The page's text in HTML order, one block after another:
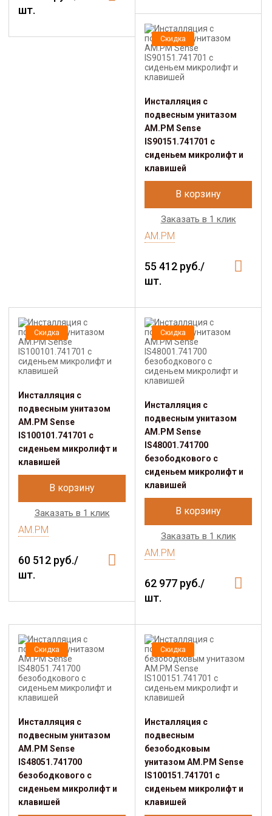
шт.
Скидка
Инсталляция с
подвесным унитазом
AM.PM Sense
IS90151.741701 с
сиденьем микролифт и
клавишей
В корзину
Заказать в 1 клик
AM.PM
55 412 руб./
шт.
Скидка
Инсталляция с
подвесным унитазом
AM.PM Sense
IS100101.741701 с
сиденьем микролифт и
клавишей
В корзину
Заказать в 1 клик
AM.PM
60 512 руб./
шт.
Скидка
Инсталляция с
подвесным унитазом
AM.PM Sense
IS48001.741700
безободкового с
сиденьем микролифт и
клавишей
В корзину
Заказать в 1 клик
AM.PM
62 977 руб./
шт.
Скидка
Инсталляция с
подвесным унитазом
AM.PM Sense
IS48051.741700
безободкового с
сиденьем микролифт и
клавишей
Скидка
Инсталляция с
подвесным
безободковым
унитазом AM.PM Sense
IS100151.741701 с
сиденьем микролифт и
клавишей